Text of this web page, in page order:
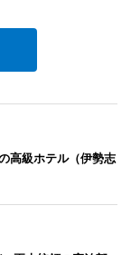
高級ホテル（伊勢志